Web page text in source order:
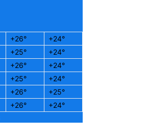
+26° +24°
+25° +24°
+26° +24°
+25° +24°
+26° +25°
+26° +24°